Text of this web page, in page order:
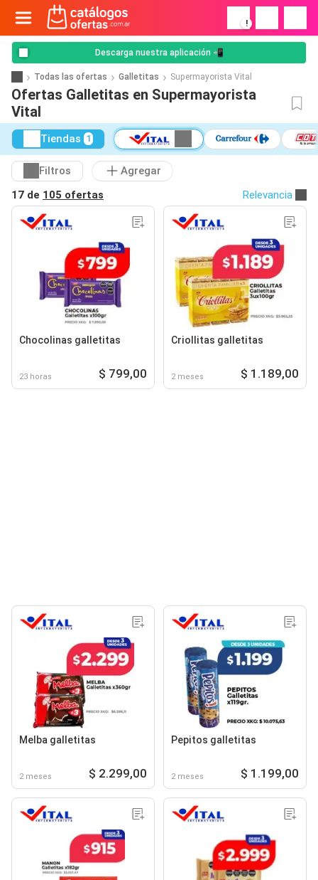
!
Descarga nuestra aplicación 📲
Todas las ofertas Galletitas Supermayorista Vital
Ofertas Galletitas en Supermayorista
Vital
Tiendas 1
Filtros
Agregar
17 de 105 ofertas Relevancia
Chocolinas galletitas
23 horas $ 799,00
Criollitas galletitas
2 meses $ 1.189,00
Melba galletitas
2 meses $ 2.299,00
Pepitos galletitas
2 meses $ 1.199,00